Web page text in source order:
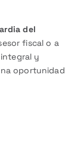
del
fiscal o a
y
oportunidad